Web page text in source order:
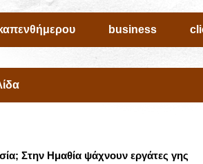
business
Στην Ημαθία ψάχνουν εργάτες γης